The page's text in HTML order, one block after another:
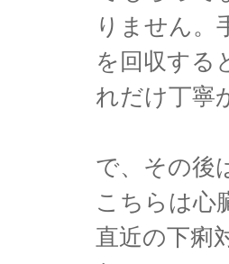
りません。
を回収する
れだけ丁寧
で、その後
こちらは心
直近の下痢